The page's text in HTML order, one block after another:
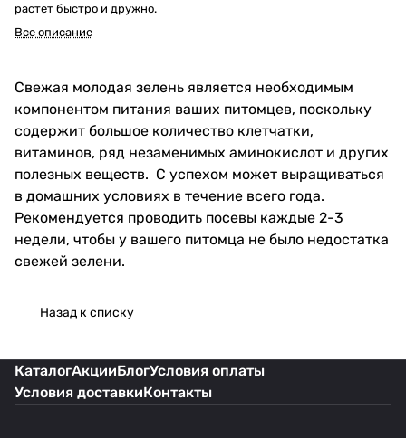
растет быстро и дружно.
Все описание
Свежая молодая зелень является необходимым
компонентом питания ваших питомцев, поскольку
содержит большое количество клетчатки,
витаминов, ряд незаменимых аминокислот и других
полезных веществ. С успехом может выращиваться
в домашних условиях в течение всего года.
Рекомендуется проводить посевы каждые 2-3
недели, чтобы у вашего питомца не было недостатка
свежей зелени.
Назад к списку
КаталогАкцииБлогУсловия оплаты
Условия доставкиКонтакты